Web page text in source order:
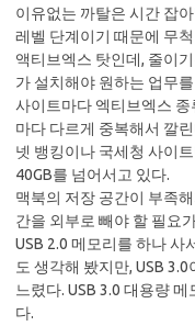
이유없는 까탈은 시간 잡
레벨 단계이기 때문에 무
액티브엑스 탓인데, 줄이
가 설치해야 원하는 업무
사이트마다 엑티브엑스
마다 다르게 중복해서 깔
넷 뱅킹이나 국세청 사이
40GB를 넘어서고 있다.
맥북의 저장 공간이 부족
간을 외부로 빼야 할 필요
USB 2.0 메모리를 하나 사
도 생각해 봤지만, USB
느렸다. USB 3.0 대용량
다.